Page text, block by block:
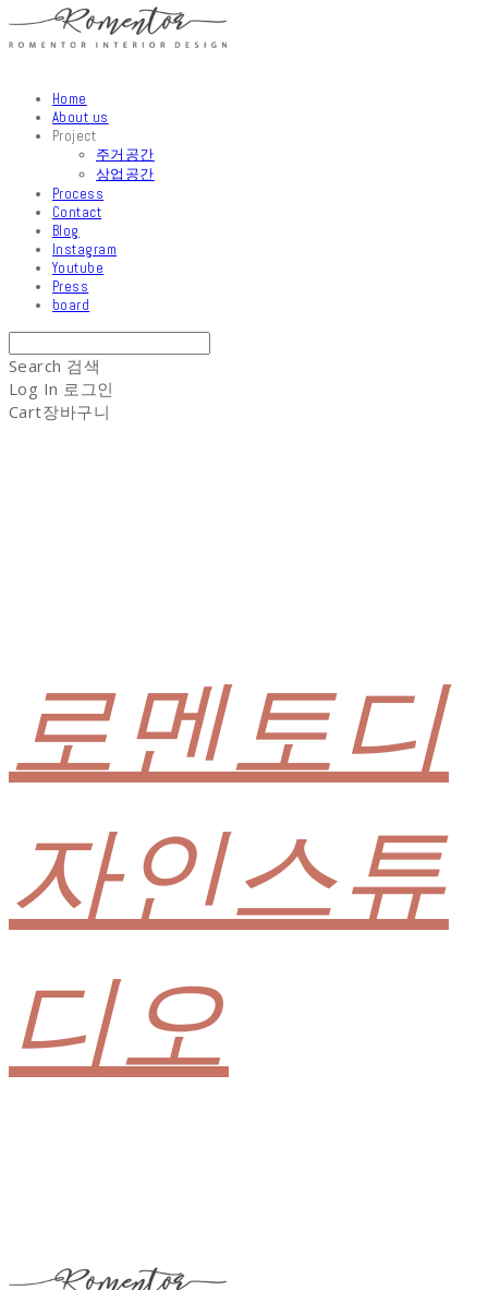
Home
About us
Project
주거공간
상업공간
Process
Contact
Blog
Instagram
Youtube
Press
board
Search 검색
Log In 로그인
Cart장바구니
로멘토디
자인스튜
디오